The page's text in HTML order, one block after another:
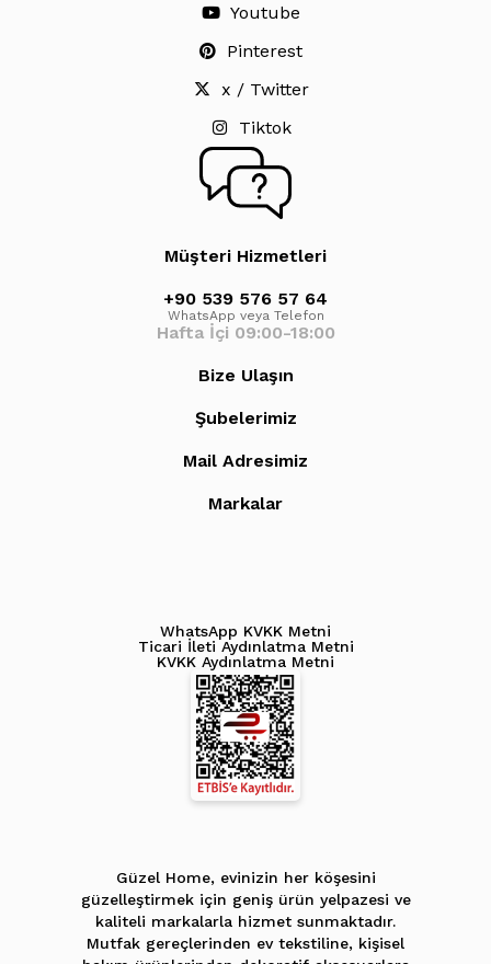
Youtube
Pinterest
x / Twitter
Tiktok
Müşteri Hizmetleri
+90 539 576 57 64
WhatsApp veya Telefon
Hafta İçi 09:00-18:00
Bize Ulaşın
Şubelerimiz
Mail Adresimiz
Markalar
KVKK Aydınlatma Metni
Ticari İleti Aydınlatma Metni
WhatsApp KVKK Metni
Güzel Home, evinizin her köşesini
güzelleştirmek için geniş ürün yelpazesi ve
kaliteli markalarla hizmet sunmaktadır.
Mutfak gereçlerinden ev tekstiline, kişisel